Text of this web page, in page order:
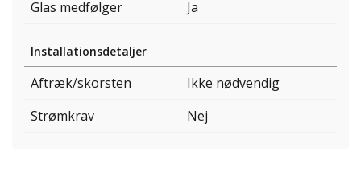
Glas medfølger Ja
Installationsdetaljer
Aftræk/skorsten
Ikke nødvendig
Strømkrav
Nej